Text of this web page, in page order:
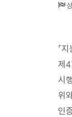
「
제
시
위
인